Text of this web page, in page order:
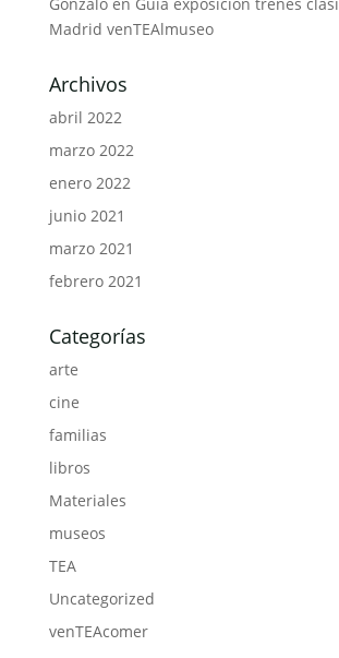
Madrid venTEAlmuseo
Archivos
abril 2022
marzo 2022
enero 2022
junio 2021
marzo 2021
febrero 2021
Categorías
arte
cine
familias
libros
Materiales
museos
TEA
Uncategorized
venTEAcomer